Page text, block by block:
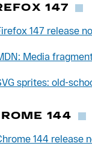
147
147 release
Media
sprites: old-
144
144 release